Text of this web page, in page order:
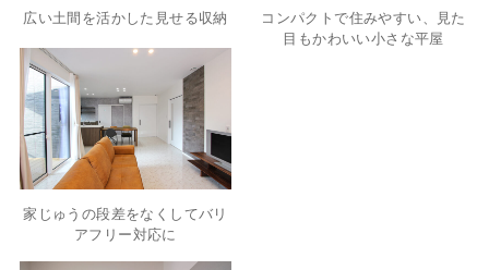
広い土間を活かした見せる収納
コンパクトで住みやすい、見た
目もかわいい小さな平屋
家じゅうの段差をなくしてバリ
アフリー対応に